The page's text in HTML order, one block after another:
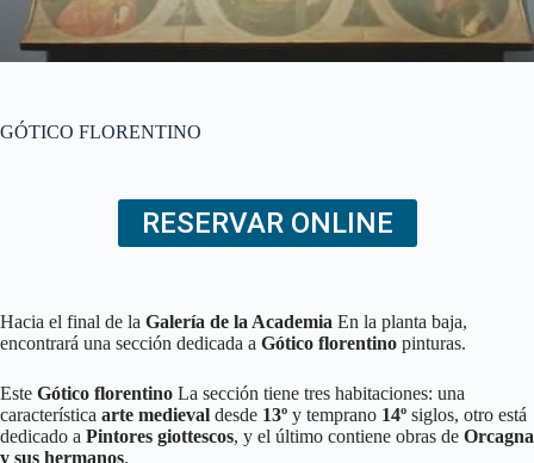
GÓTICO FLORENTINO
RESERVAR ONLINE
Hacia el final de la Galería de la Academia En la planta baja,
encontrará una sección dedicada a Gótico florentino pinturas.
Este Gótico florentino La sección tiene tres habitaciones: una
característica arte medieval desde 13º y temprano 14º siglos, otro está
dedicado a Pintores giottescos, y el último contiene obras de Orcagna
y sus hermanos.